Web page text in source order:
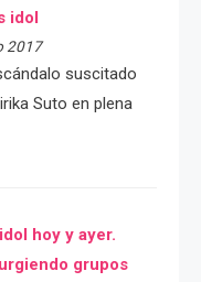
idol
2017
suscitado
Suto en plena
hoy y ayer.
grupos